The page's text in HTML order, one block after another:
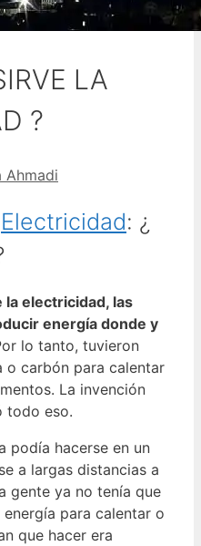
LA
?
Ahmadi
Electricidad: ¿
la electricidad, las
energía donde y
lo tanto, tuvieron
o carbón para calentar
La invención
todo eso.
podía hacerse en un
a largas distancias a
gente ya no tenía que
para calentar o
que hacer era